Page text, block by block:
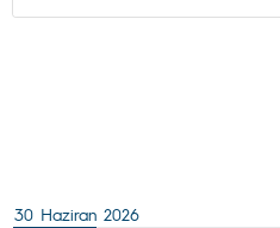
30 Haziran 2026